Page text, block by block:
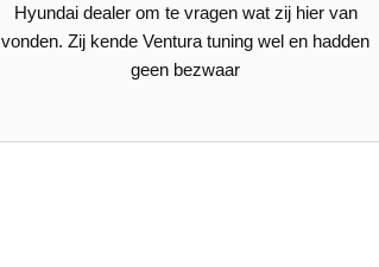
Hyundai dealer om te vragen wat zij hier van
vonden. Zij kende Ventura tuning wel en hadden
geen bezwaar